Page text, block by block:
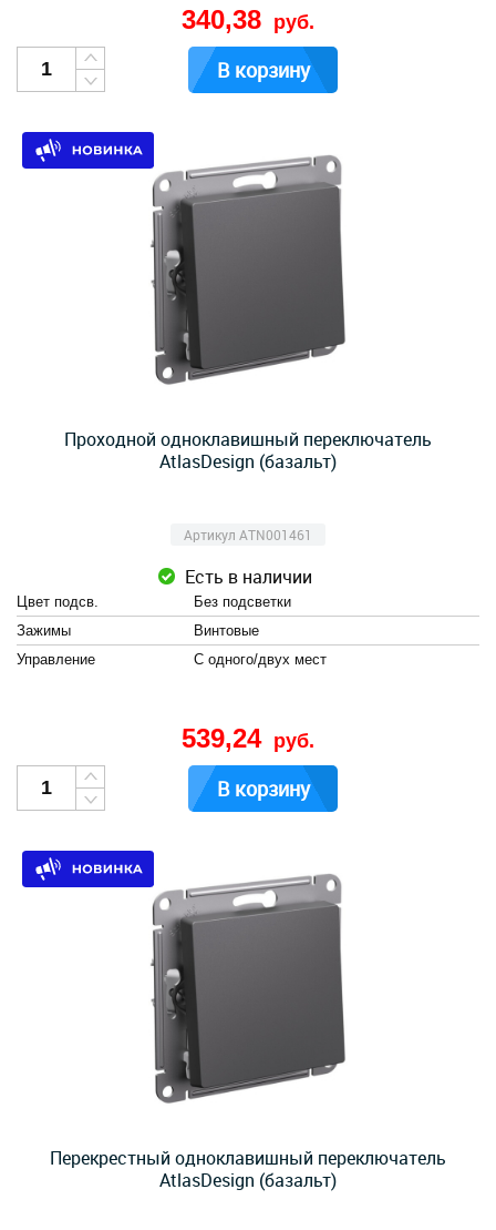
340,38 руб.
В корзину
Проходной одноклавишный переключатель
AtlasDesign (базальт)
Артикул ATN001461
Есть в наличии
Цвет подсв.
Без подсветки
Зажимы
Винтовые
Управление
С одного/двух мест
539,24 руб.
В корзину
Перекрестный одноклавишный переключатель
AtlasDesign (базальт)